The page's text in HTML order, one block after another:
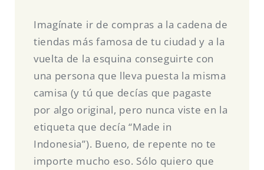
Imagínate ir de compras a la cadena de
tiendas más famosa de tu ciudad y a la
vuelta de la esquina conseguirte con
una persona que lleva puesta la misma
camisa (y tú que decías que pagaste
por algo original, pero nunca viste en la
etiqueta que decía “Made in
Indonesia”). Bueno, de repente no te
importe mucho eso. Sólo quiero que